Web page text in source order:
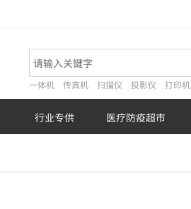
一体机 传真机 扫描仪 投影仪 打印机
行业专供 医疗防疫超市